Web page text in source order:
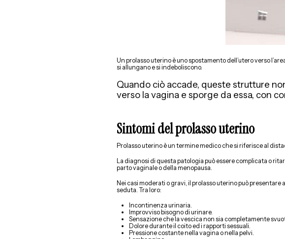
Un prolasso uterino è uno spostamento dell’utero verso
si allungano e si indeboliscono.
Quando ciò accade, queste strutture
verso la vagina e sporge da essa, con
Sintomi del prolasso uterino
Prolasso uterino è un termine medico che si riferisce al
La diagnosi di questa patologia può essere complicata o
parto vaginale o della menopausa.
Nei casi moderati o gravi, il prolasso uterino può
seduta. Tra loro:
Incontinenza urinaria.
Improvviso bisogno di urinare.
Sensazione che la vescica non sia completamente
Dolore durante il coito ed i rapporti sessuali.
Pressione costante nella vagina o nella pelvi.